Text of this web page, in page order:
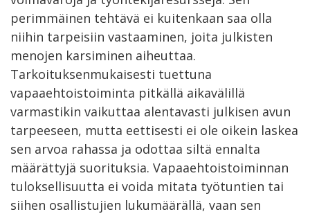
perimmäinen tehtävä ei kuitenkaan saa olla
niihin tarpeisiin vastaaminen, joita julkisten
menojen karsiminen aiheuttaa.
Tarkoituksenmukaisesti tuettuna
vapaaehtoistoiminta pitkällä aikavälillä
varmastikin vaikuttaa alentavasti julkisen avun
tarpeeseen, mutta eettisesti ei ole oikein laskea
sen arvoa rahassa ja odottaa siltä ennalta
määrättyjä suorituksia. Vapaaehtoistoiminnan
tuloksellisuutta ei voida mitata työtuntien tai
siihen osallistujien lukumäärällä, vaan sen